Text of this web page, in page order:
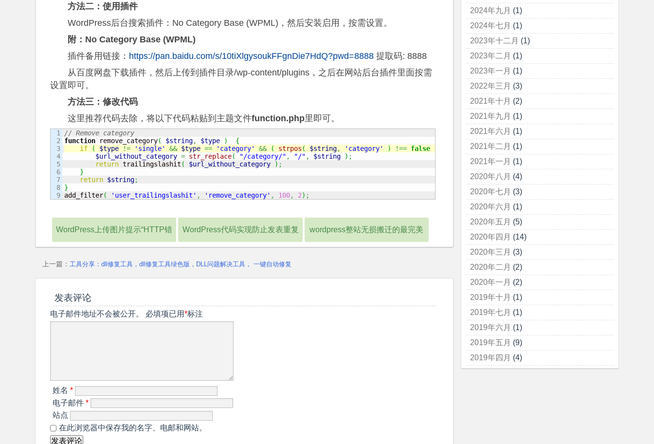
方法二：使用插件
WordPress后台搜索插件：No Category Base (WPML)，然后安装启用，按需设置。
附：No Category Base (WPML)
插件备用链接： https://pan.baidu.com/s/10tiXlgysoukFFgnDie7HdQ?pwd=8888 提取码: 8888
从百度网盘下载插件，然后上传到插件目录/wp-content/plugins，之后在网站后台插件里面按需
设置即可。
方法三：修改代码
这里推荐代码去除，将以下代码粘贴到主题文件function.php里即可。
1
2
3
4
5
6
7
8
// Remove category
function remove_category( $string, $type )
{
if
( $type != 'single' && $type == 'category' && ( strpos ( $string, 'category' ) !== false
$url_without_category = str_replace( "/category/" , "/" , $string ) ;
return trailingslashit ( $url_without_category ) ;
}
return $string;
}
add_filter( 'user_trailingslashit' , 'remove_category' , 100, 2) ;
WordPress上传图片提示“HTTP错 WordPress代码实现防止发表重复 wordpress整站无损搬迁的最完美
上一篇： 工具分享：dll修复工具，dll修复工具绿色版，DLL问题解决工具， 一键自动修复
发表评论
电子邮件地址不会被公开。 必填项已用*标注
姓名 *
电子邮件 *
站点
在此浏览器中保存我的名字、电邮和网站。
2024年九月 (1)
2024年七月 (1)
2023年十二月 (1)
2023年二月 (1)
2023年一月 (1)
2022年三月 (3)
2021年十月 (2)
2021年九月 (1)
2021年六月 (1)
2021年二月 (1)
2021年一月 (1)
2020年八月 (4)
2020年七月 (3)
2020年六月 (1)
2020年五月 (5)
2020年四月 (14)
2020年三月 (3)
2020年二月 (2)
2020年一月 (2)
2019年十月 (1)
2019年七月 (1)
2019年六月 (1)
2019年五月 (9)
2019年四月 (4)